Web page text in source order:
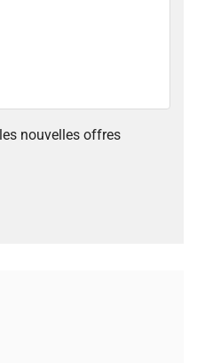
nouvelles offres